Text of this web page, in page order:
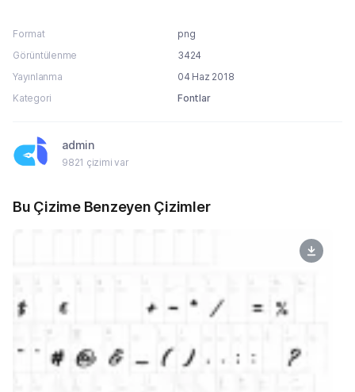
Format
png
Görüntülenme
3424
Yayınlanma
04 Haz 2018
Kategori
Fontlar
admin
9821 çizimi var
Bu Çizime Benzeyen Çizimler